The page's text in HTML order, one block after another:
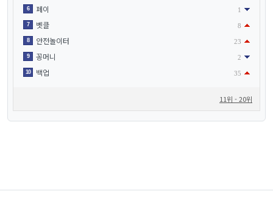
6 페이 1
7 벳클 8
8 안전놀이터 23
9 꽁머니 2
10 백업 35
11위 - 20위